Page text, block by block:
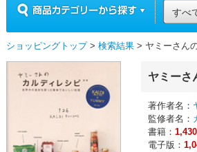
すべ
ショッピングトップ> 検索結果 > ヤミーさん
ヤミーさ
著作者名：
監修者名：
書籍：
電子版：